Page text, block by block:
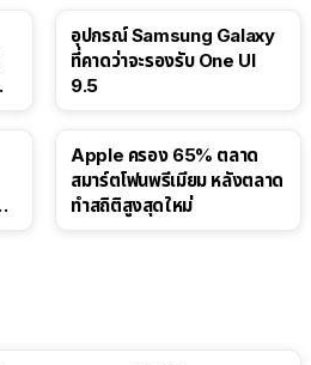
อุปกรณ์ Samsung Galaxy
ที่คาดว่าจะรองรับ One UI
9.5
Apple ครอง 65% ตลาด
สมาร์ตโฟนพรีเมียม หลังตลาด
ทำสถิติสูงสุดใหม่